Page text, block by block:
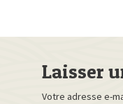
Laisser
Votre adresse e-